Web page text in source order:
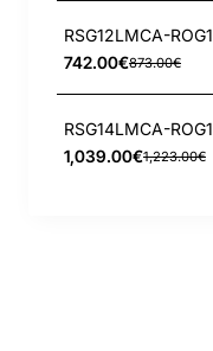
742.00€873.00€
1,039.00€1,223.00€